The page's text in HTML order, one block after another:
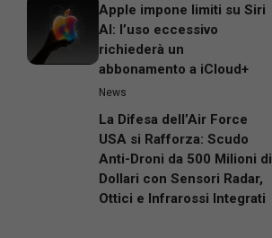
Apple impone limiti su Siri
AI: l’uso eccessivo
richiederà un
abbonamento a iCloud+
News
La Difesa dell’Air Force
USA si Rafforza: Scudo
Anti-Droni da 500 Milioni di
Dollari con Sensori Radar,
Ottici e Infrarossi Integrati